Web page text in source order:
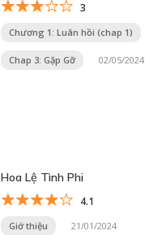
3
Chương 1: Luân hồi (chap 1)
Chap 3: Gặp Gỡ 02/05/2024
Hoa Lệ Tình Phi
4.1
Giớ thiệu 21/01/2024